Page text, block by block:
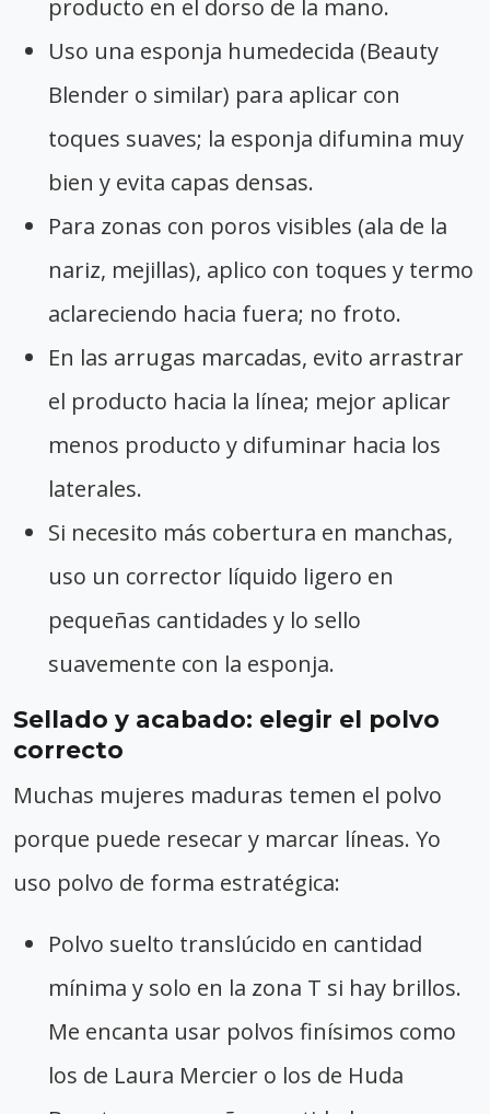
producto en el dorso de la mano.
Uso una esponja humedecida (Beauty
Blender o similar) para aplicar con
toques suaves; la esponja difumina muy
bien y evita capas densas.
Para zonas con poros visibles (ala de la
nariz, mejillas), aplico con toques y termo
aclareciendo hacia fuera; no froto.
En las arrugas marcadas, evito arrastrar
el producto hacia la línea; mejor aplicar
menos producto y difuminar hacia los
laterales.
Si necesito más cobertura en manchas,
uso un corrector líquido ligero en
pequeñas cantidades y lo sello
suavemente con la esponja.
Sellado y acabado: elegir el polvo
correcto
Muchas mujeres maduras temen el polvo
porque puede resecar y marcar líneas. Yo
uso polvo de forma estratégica:
Polvo suelto translúcido en cantidad
mínima y solo en la zona T si hay brillos.
Me encanta usar polvos finísimos como
los de Laura Mercier o los de Huda